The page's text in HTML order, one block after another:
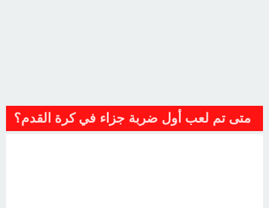
متى تم لعب أول ضربة جزاء في كرة القدم؟